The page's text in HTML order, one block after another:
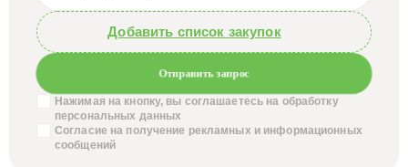
Добавить список закупок
Отправить запрос
Нажимая на кнопку, вы соглашаетесь на обработку
персональных данных
Согласие на получение рекламных и информационных
сообщений